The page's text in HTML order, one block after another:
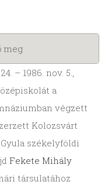
meg
– 1986. nov. 5.,
a
végzett
Kolozsvárt
székelyföldi
Fekete Mihály
társulatához